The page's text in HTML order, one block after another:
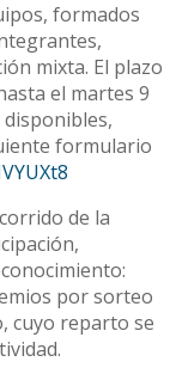
formados
mixta. El plazo
el martes 9
formulario
de la
por sorteo
cuyo reparto se